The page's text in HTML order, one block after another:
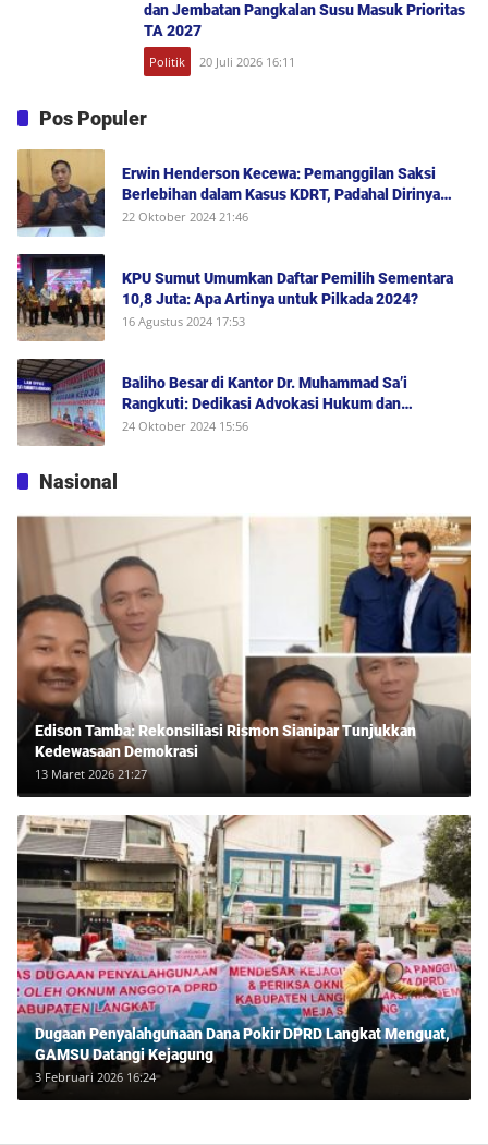
dan Jembatan Pangkalan Susu Masuk Prioritas
TA 2027
Politik 20 Juli 2026 16:11
Pos Populer
Erwin Henderson Kecewa: Pemanggilan Saksi
Berlebihan dalam Kasus KDRT, Padahal Dirinya
Saksi Peristiwa dan Tidak Berada di Tempat
22 Oktober 2024 21:46
KPU Sumut Umumkan Daftar Pemilih Sementara
10,8 Juta: Apa Artinya untuk Pilkada 2024?
16 Agustus 2024 17:53
Baliho Besar di Kantor Dr. Muhammad Sa’i
Rangkuti: Dedikasi Advokasi Hukum dan
Dukungan Penuh untuk Bobby-Surya di Pilgub
24 Oktober 2024 15:56
Nasional
Edison Tamba: Rekonsiliasi Rismon Sianipar Tunjukkan
Kedewasaan Demokrasi
13 Maret 2026 21:27
Dugaan Penyalahgunaan Dana Pokir DPRD Langkat Menguat,
GAMSU Datangi Kejagung
3 Februari 2026 16:24